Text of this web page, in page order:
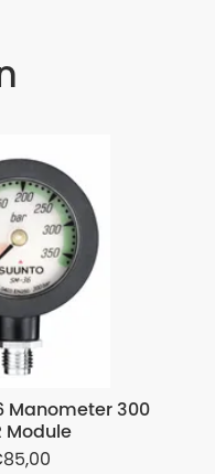
Manometer 300
Module
85,00